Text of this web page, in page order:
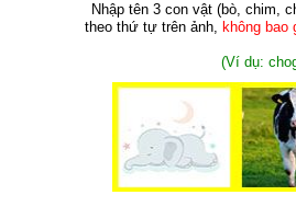
Nhập tên 3 con vật (bò, chim,
theo thứ tự trên ảnh, không bao
(Ví dụ: